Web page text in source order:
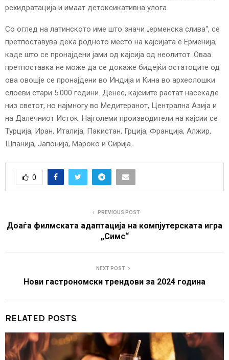
рехидратација и имаат детоксикативна улога.
Со оглед на латинското име што значи „ерменска слива“, се
претпоставува дека родното место на кајсијата е Ерменија,
каде што се пронајдени јами од кајсија од неолитот. Оваа
претпоставка не може да се докаже бидејќи остатоците од
ова овошје се пронајдени во Индија и Кина во археолошки
слоеви стари 5.000 години. Денес, кајсиите растат насекаде
низ светот, но најмногу во Медитеранот, Централна Азија и
на Далечниот Исток. Најголеми производители на кајсии се
Турција, Иран, Италија, Пакистан, Грција, Франција, Алжир,
Шпанија, Јапонија, Мароко и Сирија.
0
PREVIOUS POST
Доаѓа филмската адаптација на компјутерската игра
„Симс“
NEXT POST
Нови гастрономски трендови за 2024 година
RELATED POSTS